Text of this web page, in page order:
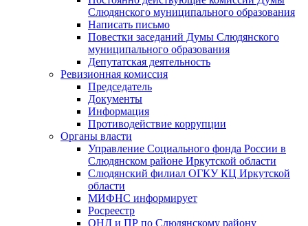
Слюдянского муниципального образования
Написать письмо
Повестки заседаний Думы Слюдянского
муниципального образования
Депутатская деятельность
Ревизионная комиссия
Председатель
Документы
Информация
Противодействие коррупции
Органы власти
Управление Социального фонда России в
Слюдянском районе Иркутской области
Слюдянский филиал ОГКУ КЦ Иркутской
области
МИФНС информирует
Росреестр
ОНД и ПР по Слюдянскому району